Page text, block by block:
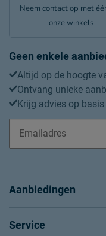
Neem contact op met
onze winkels
Geen enkele
Altijd op de hoogte
Ontvang unieke
Krijg advies op
Aanbiedingen
Service